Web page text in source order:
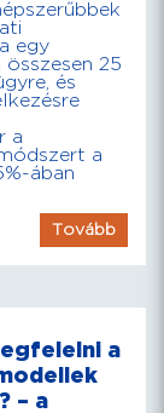
egy
25
és
a
a
ában
Tovább
a
– a